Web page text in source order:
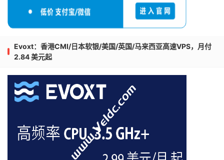
Evoxt：香港CMI/日本软银/美国/英国/马来西亚高速VPS，月付
2.84 美元起